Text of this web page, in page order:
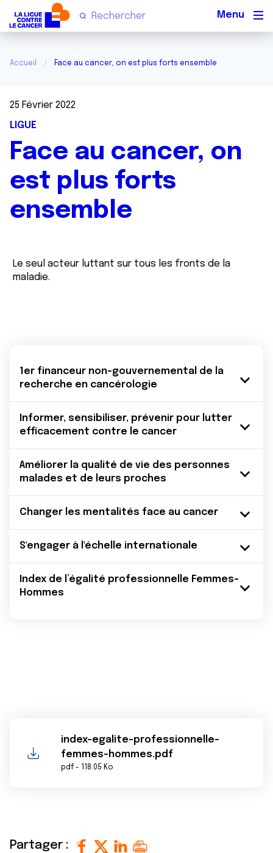
Accueil Face au cancer, on est plus forts ensemble
25 Février 2022
LIGUE
Face au cancer, on
est plus forts
ensemble
Le seul acteur luttant sur tous les fronts de la
maladie.
1er financeur non-gouvernemental de la
recherche en cancérologie
Informer, sensibiliser, prévenir pour lutter
efficacement contre le cancer
Améliorer la qualité de vie des personnes
malades et de leurs proches
Changer les mentalités face au cancer
S'engager à l'échelle internationale
Index de l’égalité professionnelle Femmes-
Hommes
index-egalite-professionnelle-
femmes-hommes.pdf
pdf - 118.05 Ko
Partager :